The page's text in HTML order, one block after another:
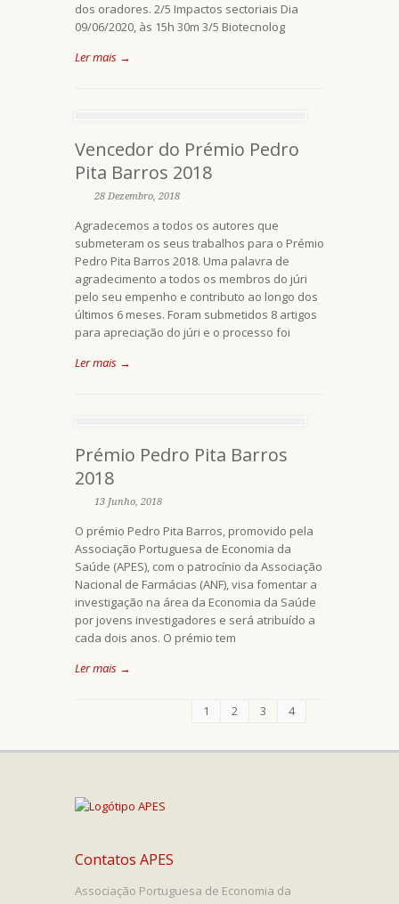
dos oradores. 2/5 Impactos sectoriais Dia
09/06/2020, às 15h 30m 3/5 Biotecnolog
Ler mais →
Vencedor do Prémio Pedro
Pita Barros 2018
28 Dezembro, 2018
Agradecemos a todos os autores que
submeteram os seus trabalhos para o Prémio
Pedro Pita Barros 2018. Uma palavra de
agradecimento a todos os membros do júri
pelo seu empenho e contributo ao longo dos
últimos 6 meses. Foram submetidos 8 artigos
para apreciação do júri e o processo foi
Ler mais →
Prémio Pedro Pita Barros
2018
13 Junho, 2018
O prémio Pedro Pita Barros, promovido pela
Associação Portuguesa de Economia da
Saúde (APES), com o patrocínio da Associação
Nacional de Farmácias (ANF), visa fomentar a
investigação na área da Economia da Saúde
por jovens investigadores e será atribuído a
cada dois anos. O prémio tem
Ler mais →
1 2 3 4
Contatos APES
Associação Portuguesa de Economia da